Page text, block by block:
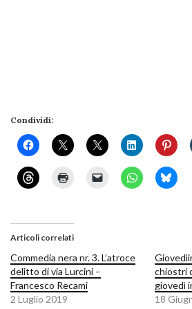
Condividi:
Articoli correlati
Commedia nera nr. 3. L’atroce
delitto di via Lurcini –
Francesco Recami
2 Luglio 2019
chiostri
giovedì
18